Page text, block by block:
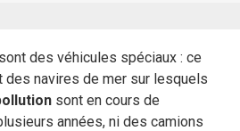
des véhicules spéciaux : ce
des navires de mer sur lesquels
sont en cours de
années, ni des camions